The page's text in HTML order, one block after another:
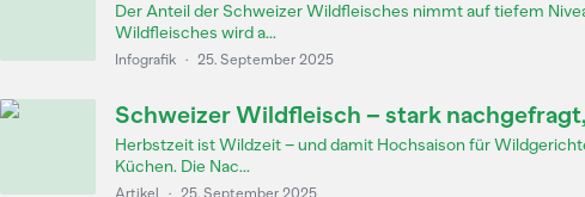
Der Anteil der Schweizer Wildfleisches nimmt auf tiefem
Wildfleisches wird a...
Infografik · 25. September 2025
Schweizer Wildfleisch – stark
Herbstzeit ist Wildzeit – und damit Hochsaison für
Küchen. Die Nac...
Artikel · 25. September 2025